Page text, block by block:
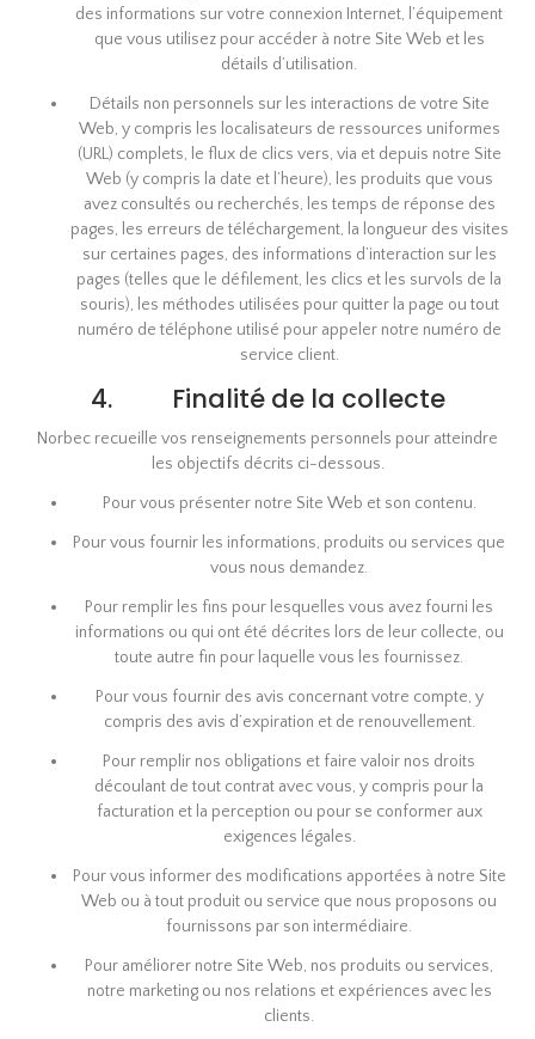
des informations sur votre connexion Internet, l’équipement
que vous utilisez pour accéder à notre Site Web et les
détails d’utilisation.
Détails non personnels sur les interactions de votre Site
Web, y compris les localisateurs de ressources uniformes
(URL) complets, le flux de clics vers, via et depuis notre Site
Web (y compris la date et l’heure), les produits que vous
avez consultés ou recherchés, les temps de réponse des
pages, les erreurs de téléchargement, la longueur des visites
sur certaines pages, des informations d’interaction sur les
pages (telles que le défilement, les clics et les survols de la
souris), les méthodes utilisées pour quitter la page ou tout
numéro de téléphone utilisé pour appeler notre numéro de
service client.
4. Finalité de la collecte
Norbec recueille vos renseignements personnels pour atteindre
les objectifs décrits ci-dessous.
Pour vous présenter notre Site Web et son contenu.
Pour vous fournir les informations, produits ou services que
vous nous demandez.
Pour remplir les fins pour lesquelles vous avez fourni les
informations ou qui ont été décrites lors de leur collecte, ou
toute autre fin pour laquelle vous les fournissez.
Pour vous fournir des avis concernant votre compte, y
compris des avis d’expiration et de renouvellement.
Pour remplir nos obligations et faire valoir nos droits
découlant de tout contrat avec vous, y compris pour la
facturation et la perception ou pour se conformer aux
exigences légales.
Pour vous informer des modifications apportées à notre Site
Web ou à tout produit ou service que nous proposons ou
fournissons par son intermédiaire.
Pour améliorer notre Site Web, nos produits ou services,
notre marketing ou nos relations et expériences avec les
clients.